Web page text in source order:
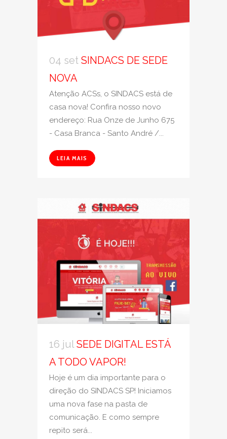
04 set SINDACS DE SEDE
NOVA
Atenção ACSs, o SINDACS está de
casa nova! Confira nosso novo
endereço: Rua Onze de Junho 675
- Casa Branca - Santo André /...
LEIA MAIS
16 jul SEDE DIGITAL ESTÁ
A TODO VAPOR!
Hoje é um dia importante para o
direção do SINDACS SP! Iniciamos
uma nova fase na pasta de
comunicação. E como sempre
repito será...